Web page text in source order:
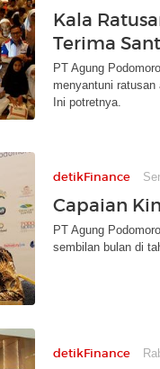
Kala
Terima
PT Agung
menyantuni ratusan
Ini potretnya.
detikFinance
Capaian
PT Agung
sembilan bulan di
detikFinance